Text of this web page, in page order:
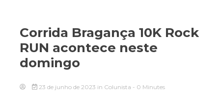
Corrida Bragança 10K Rock
RUN acontece neste
domingo
23 de junho de 2023 in Colunista - 0 Minutes